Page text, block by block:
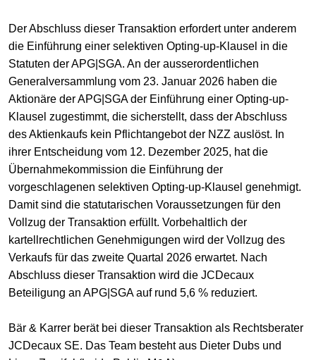
Der Abschluss dieser Transaktion erfordert unter anderem
die Einführung einer selektiven Opting-up-Klausel in die
Statuten der APG|SGA. An der ausserordentlichen
Generalversammlung vom 23. Januar 2026 haben die
Aktionäre der APG|SGA der Einführung einer Opting-up-
Klausel zugestimmt, die sicherstellt, dass der Abschluss
des Aktienkaufs kein Pflichtangebot der NZZ auslöst. In
ihrer Entscheidung vom 12. Dezember 2025, hat die
Übernahmekommission die Einführung der
vorgeschlagenen selektiven Opting-up-Klausel genehmigt.
Damit sind die statutarischen Voraussetzungen für den
Vollzug der Transaktion erfüllt. Vorbehaltlich der
kartellrechtlichen Genehmigungen wird der Vollzug des
Verkaufs für das zweite Quartal 2026 erwartet. Nach
Abschluss dieser Transaktion wird die JCDecaux
Beteiligung an APG|SGA auf rund 5,6 % reduziert.
Bär & Karrer berät bei dieser Transaktion als Rechtsberater
JCDecaux SE. Das Team besteht aus Dieter Dubs und